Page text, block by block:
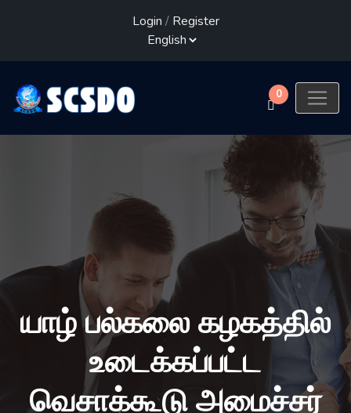
Login / Register
0
யாழ் பல்கலை கழகத்தில்
உடைக்கப்பட்ட
வெசாக்கூடு அமைச்சர்